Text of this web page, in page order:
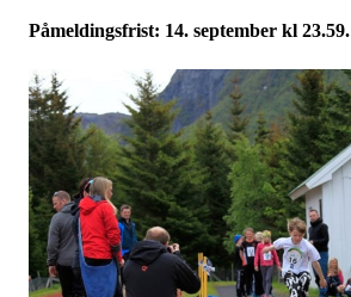
Påmeldingsfrist: 14. september kl 23.59.